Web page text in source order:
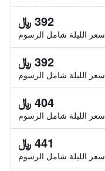
392 ﷼
سعر الليلة شامل الرسوم
392 ﷼
سعر الليلة شامل الرسوم
404 ﷼
سعر الليلة شامل الرسوم
441 ﷼
سعر الليلة شامل الرسوم